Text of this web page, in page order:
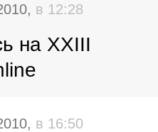
в 12:28
на XXIII
в 16:50